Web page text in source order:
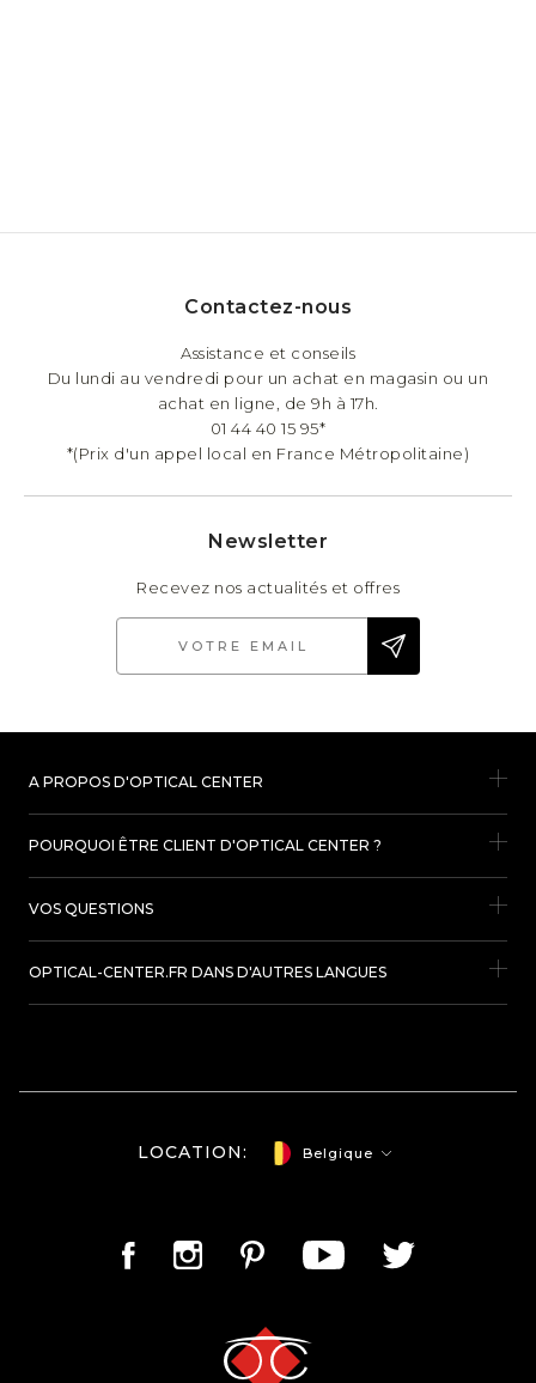
Contactez-nous
Assistance et conseils
Du lundi au vendredi pour un achat en magasin ou un
achat en ligne, de 9h à 17h.
01 44 40 15 95*
*(Prix d'un appel local en France Métropolitaine)
Newsletter
Recevez nos actualités et offres
A PROPOS D'OPTICAL CENTER
POURQUOI ÊTRE CLIENT D'OPTICAL CENTER ?
VOS QUESTIONS
OPTICAL-CENTER.FR DANS D'AUTRES LANGUES
LOCATION: Belgique